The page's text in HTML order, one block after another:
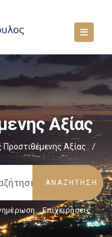
Αξίας
Αξίας /
, Επιχειρήσεις